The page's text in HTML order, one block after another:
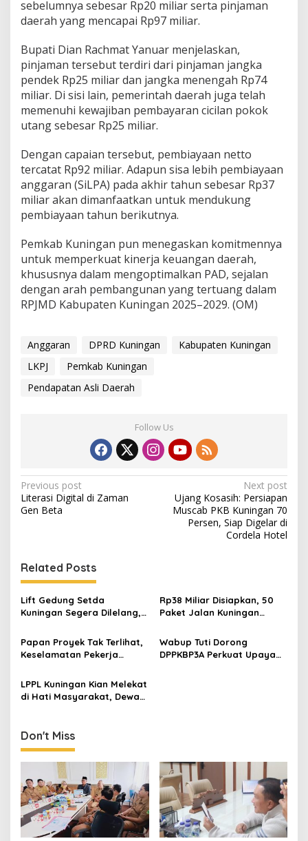
sebelumnya sebesar Rp20 miliar serta pinjaman
daerah yang mencapai Rp97 miliar.
Bupati Dian Rachmat Yanuar menjelaskan,
pinjaman tersebut terdiri dari pinjaman jangka
pendek Rp25 miliar dan jangka menengah Rp74
miliar. Di sisi lain, pemerintah daerah juga telah
memenuhi kewajiban pembayaran cicilan pokok
utang sebesar Rp25 miliar.
Dengan capaian tersebut, pembiayaan netto
tercatat Rp92 miliar. Adapun sisa lebih pembiayaan
anggaran (SiLPA) pada akhir tahun sebesar Rp37
miliar akan dimanfaatkan untuk mendukung
pembiayaan tahun berikutnya.
Pemkab Kuningan pun menegaskan komitmennya
untuk memperkuat kinerja keuangan daerah,
khususnya dalam mengoptimalkan PAD, sejalan
dengan arah pembangunan yang tertuang dalam
RPJMD Kabupaten Kuningan 2025–2029. (OM)
Anggaran DPRD Kuningan
Kabupaten Kuningan
LKPJ
Pemkab Kuningan
Pendapatan Asli Daerah
Follow Us
Post
navigation
Previous post
Literasi Digital di Zaman
Gen Beta
Next post
Ujang Kosasih: Persiapan
Muscab PKB Kuningan 70
Persen, Siap Digelar di
Cordela Hotel
Related Posts
Lift Gedung Setda
Kuningan Segera Dilelang,
Miliar
Rp38 Miliar Disiapkan, 50
Paket Jalan Kuningan
Kilometer
Papan Proyek Tak Terlihat,
Keselamatan Pekerja
Gedung DPRD Kuningan
Wabup Tuti Dorong
DPPKBP3A Perkuat Upaya
LPPL Kuningan Kian Melekat
di Hati Masyarakat, Dewas
Don't Miss